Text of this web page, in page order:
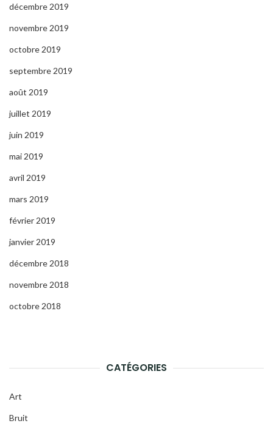
décembre 2019
novembre 2019
octobre 2019
septembre 2019
août 2019
juillet 2019
juin 2019
mai 2019
avril 2019
mars 2019
février 2019
janvier 2019
décembre 2018
novembre 2018
octobre 2018
CATÉGORIES
Art
Bruit